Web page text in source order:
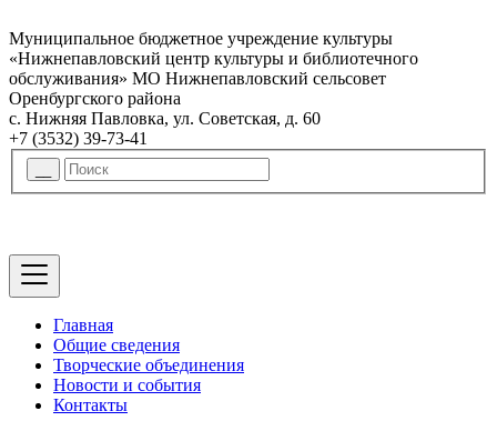
Муниципальное бюджетное учреждение культуры
«Нижнепавловский центр культуры и библиотечного
обслуживания» МО Нижнепавловский сельсовет
Оренбургского района
с. Нижняя Павловка, ул. Советская, д. 60
+7 (3532) 39-73-41
Главная
Общие сведения
Творческие объединения
Новости и события
Контакты